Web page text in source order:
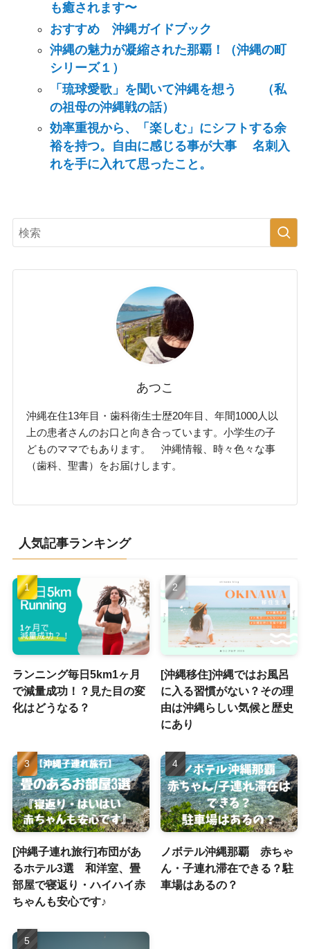
も癒されます〜
おすすめ 沖縄ガイドブック
沖縄の魅力が凝縮された那覇！（沖縄の町
シリーズ１）
「琉球愛歌」を聞いて沖縄を想う （私
の祖母の沖縄戦の話）
効率重視から、「楽しむ」にシフトする余
裕を持つ。自由に感じる事が大事 名刺入
れを手に入れて思ったこと。
あつこ
沖縄在住13年目・歯科衛生士歴20年目、年間1000人以
上の患者さんのお口と向き合っています。小学生の子
どものママでもあります。 沖縄情報、時々色々な事
（歯科、聖書）をお届けします。
人気記事ランキング
ランニング毎日5km1ヶ月
で減量成功！？見た目の変
化はどうなる？
[沖縄移住]沖縄ではお風呂
に入る習慣がない？その理
由は沖縄らしい気候と歴史
にあり
[沖縄子連れ旅行]布団があ
るホテル3選 和洋室、畳
部屋で寝返り・ハイハイ赤
ちゃんも安心です♪
ノボテル沖縄那覇 赤ちゃ
ん・子連れ滞在できる？駐
車場はあるの？